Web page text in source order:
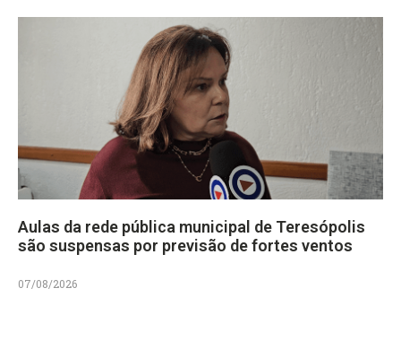
Aulas da rede pública municipal de Teresópolis
são suspensas por previsão de fortes ventos
07/08/2026